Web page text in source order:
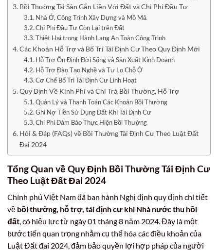
Bồi Thường Tài Sản Gắn Liền Với Đất và Chi Phí Đầu Tư
Nhà Ở, Công Trình Xây Dựng và Mồ Mả
Chi Phí Đầu Tư Còn Lại trên Đất
Thiệt Hại trong Hành Lang An Toàn Công Trình
Các Khoản Hỗ Trợ và Bố Trí Tái Định Cư Theo Quy Định Mới
Hỗ Trợ Ổn Định Đời Sống và Sản Xuất Kinh Doanh
Hỗ Trợ Đào Tạo Nghề và Tự Lo Chỗ Ở
Cơ Chế Bố Trí Tái Định Cư Linh Hoạt
Quy Định Về Kinh Phí và Chi Trả Bồi Thường, Hỗ Trợ
Quản Lý và Thanh Toán Các Khoản Bồi Thường
Ghi Nợ Tiền Sử Dụng Đất Khi Tái Định Cư
Chi Phí Đảm Bảo Thực Hiện Bồi Thường
Hỏi & Đáp (FAQs) về Bồi Thường Tái Định Cư Theo Luật Đất
Đai 2024
Tổng Quan về Quy Định Bồi Thường Tái Định Cư
Theo Luật Đất Đai 2024
Chính phủ Việt Nam đã ban hành Nghị định quy định chi tiết
về bồi thường, hỗ trợ, tái định cư khi Nhà nước thu hồi
đất, có hiệu lực từ ngày 01 tháng 8 năm 2024. Đây là một
bước tiến quan trọng nhằm cụ thể hóa các điều khoản của
Luật Đất đai 2024, đảm bảo quyền lợi hợp pháp của người